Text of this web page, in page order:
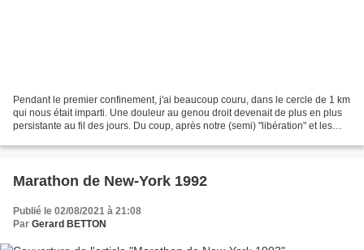
Pendant le premier confinement, j'ai beaucoup couru, dans le cercle de 1 km
qui nous était imparti. Une douleur au genou droit devenait de plus en plus
persistante au fil des jours. Du coup, après notre (semi) "libération" et les
Marathon de New-York 1992
Publié le 02/08/2021 à 21:08
Par Gerard BETTON